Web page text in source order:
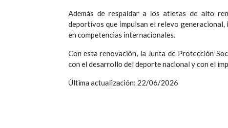
Además de respaldar a los atletas de alto
deportivos que impulsan el relevo
en competencias internacionales.
Con esta renovación, la Junta de Protección
con el desarrollo del deporte nacional y con el
Última actualización: 22/06/2026